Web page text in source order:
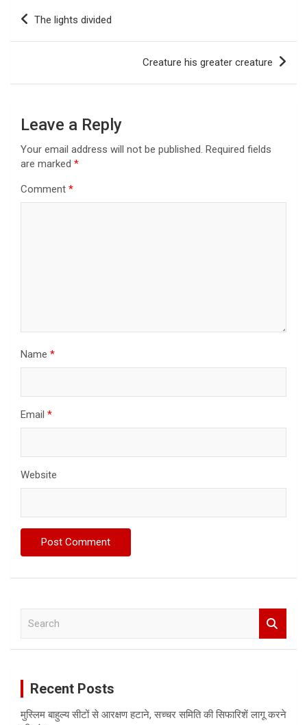
Post
navigation
The lights divided
Creature his greater creature
Leave a Reply
Your email address will not be published. Required fields
are marked *
Comment *
Name *
Email *
Website
Recent Posts
मुस्लिम बाहुल्य सीटों से आरक्षण हटाने, सच्चर समिति की सिफारिशें लागू करने